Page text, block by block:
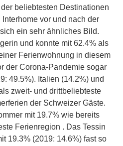
beliebtesten Destinationen
vor und nach der
ein sehr ähnliches Bild.
und konnte mit 62.4% als
Ferienwohnung in diesem
der Corona-Pandemie sogar
49.5%). Italien (14.2%) und
zweit- und drittbeliebteste
der Schweizer Gäste.
mit 19.7% wie bereits
Ferienregion . Das Tessin
19.3% (2019: 14.6%) fast so